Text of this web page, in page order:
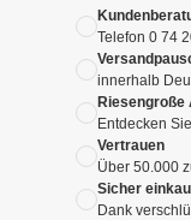
Telefon 0 74
innerhalb
Riesengroße
Entdecken
Vertrauen
Über 50.000
Sicher
Dank